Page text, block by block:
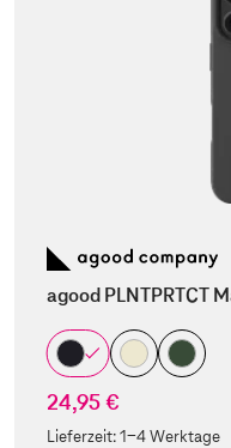
agood PLNTPRTCT
24,95 €
Lieferzeit:1-4 Werktage